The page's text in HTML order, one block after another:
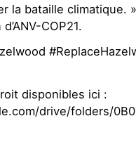
la bataille climatique.
COP21.
disponibles ici :
drive/folders/